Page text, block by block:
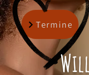
Termine